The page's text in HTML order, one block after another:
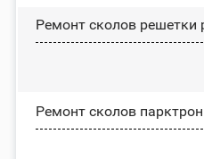
Ремонт сколов решетки
Ремонт сколов